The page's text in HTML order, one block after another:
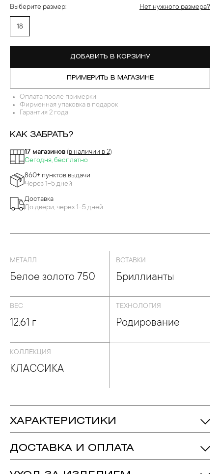
Выберите размер: Нет нужного размера?
18
ДОБАВИТЬ В КОРЗИНУ
ПРИМЕРИТЬ В МАГАЗИНЕ
Оплата после примерки
Фирменная упаковка в подарок
Гарантия 2 года
КАК ЗАБРАТЬ?
17 магазинов (в наличии в 2)
Сегодня, бесплатно
860+ пунктов выдачи
Через 1-5 дней
Доставка
До двери, через 1-5 дней
МЕТАЛЛ
Белое золото 750
ВСТАВКИ
Бриллианты
ВЕС
12.61 г
ТЕХНОЛОГИЯ
Родирование
КОЛЛЕКЦИЯ
КЛАССИКА
ХАРАКТЕРИСТИКИ
Вставка: Бриллиант - Количество: 55,
подробнее
ДОСТАВКА И ОПЛАТА